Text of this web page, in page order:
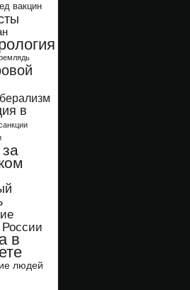
вакцин
в
в
людей